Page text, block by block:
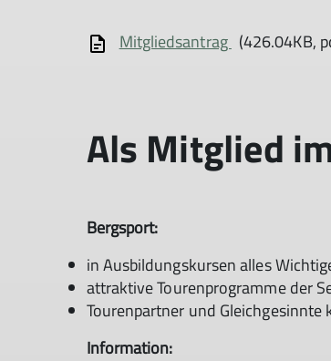
Mitgliedsantrag (426.04KB,
Als Mitglied
Bergsport:
in Ausbildungskursen alles
attraktive Tourenprogramme der
Tourenpartner und Gleichgesinnte
Information: